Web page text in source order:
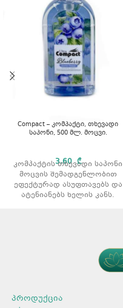
Compact – კომპაქტი, თხევადი
საპონი, 500 მლ. მოცვი.
3,60₾
კომპაქტის თხევადი საპონი
მოცვის შემადგენლობით
ეფექტურად ასუფთავებს და
ატენიანებს ხელის კანს.
პროდუქცია